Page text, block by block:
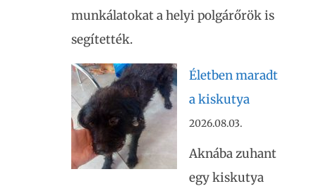
munkálatokat a helyi polgárőrök is
segítették.
Életben maradt
a kiskutya
2026.08.03.
Aknába zuhant
egy kiskutya